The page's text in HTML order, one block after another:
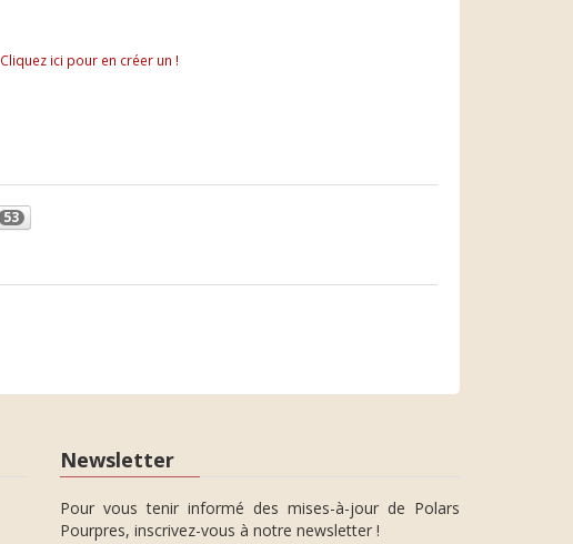
Cliquez ici pour en créer un !
53
Newsletter
Pour vous tenir informé des mises-à-jour de Polars
Pourpres, inscrivez-vous à notre newsletter !